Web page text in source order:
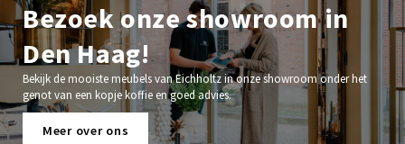
Bezoek onze showroom in
Den Haag!
Bekijk de mooiste meubels van Eichholtz in onze showroom onder het
genot van een kopje koffie en goed advies.
Meer over ons